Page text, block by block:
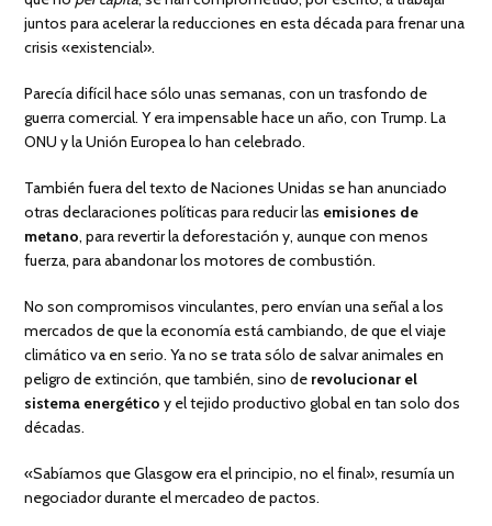
juntos para acelerar la reducciones en esta década para frenar una
crisis «existencial».
Parecía difícil hace sólo unas semanas, con un trasfondo de
guerra comercial. Y era impensable hace un año, con Trump. La
ONU y la Unión Europea lo han celebrado.
También fuera del texto de Naciones Unidas se han anunciado
otras declaraciones políticas para reducir las emisiones de
metano, para revertir la deforestación y, aunque con menos
fuerza, para abandonar los motores de combustión.
No son compromisos vinculantes, pero envían una señal a los
mercados de que la economía está cambiando, de que el viaje
climático va en serio. Ya no se trata sólo de salvar animales en
peligro de extinción, que también, sino de revolucionar el
sistema energético y el tejido productivo global en tan solo dos
décadas.
«Sabíamos que Glasgow era el principio, no el final», resumía un
negociador durante el mercadeo de pactos.